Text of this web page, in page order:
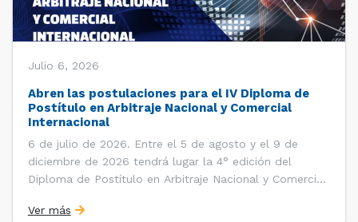
Julio 6, 2026
Abren las postulaciones para el IV Diploma de
Postítulo en Arbitraje Nacional y Comercial
Internacional
6 de julio de 2026. Entre el 5 de agosto y el 9 de
diciembre de 2026 tendrá lugar la 4° edición del
Diploma de Postítulo en Arbitraje Nacional y Comercial
Derecho Internacional de la Facultad de Derecho de la
Ver más